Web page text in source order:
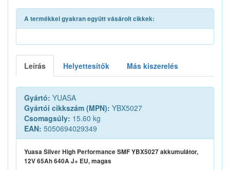
A termékkel gyakran együtt vásárolt cikkek:
Leírás Helyettesítők Más kiszerelés
Gyártó: YUASA
Gyártói cikkszám (MPN): YBX5027
Csomagsúly: 15.60 kg
EAN: 5050694029349
Yuasa Silver High Performance SMF YBX5027 akkumulátor,
12V 65Ah 640A J+ EU, magas